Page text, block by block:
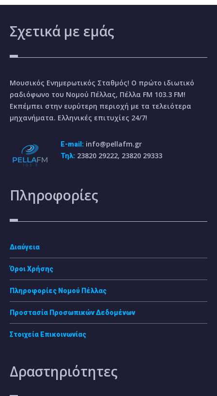
Σχετικά με εμάς
Μουσικός Ενημερωτικός Σταθμός! Ο πρώτο ιδιωτικό
ραδιόφωνο του Νομού Πέλλας, Πέλλα FM 103.3 FM!
Εκπέμπει στην ευρύτερη περιοχή με τα τελειότερα
μηχανήματα. Ελληνικές επιτυχίες 24/7!
E-mail: info@pellafm.gr
Τηλ: 23820 29222, 23820 29333
Πληροφορίες
Διαύγεια
Όροι Χρήσης
Πληροφορίες Νομού Πέλλας
Προστασία Προσωπικών Δεδομένων
Στοιχεία Επικοινωνίας
Δραστηριότητες